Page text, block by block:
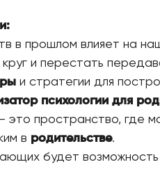
в прошлом влияет на
и перестать
и стратегии для
психологии для
это пространство, где
в родительстве.
будет